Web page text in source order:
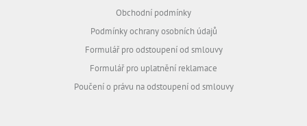
Obchodní podmínky
Podmínky ochrany osobních údajů
Formulář pro odstoupení od smlouvy
Formulář pro uplatnění reklamace
Poučení o právu na odstoupení od smlouvy